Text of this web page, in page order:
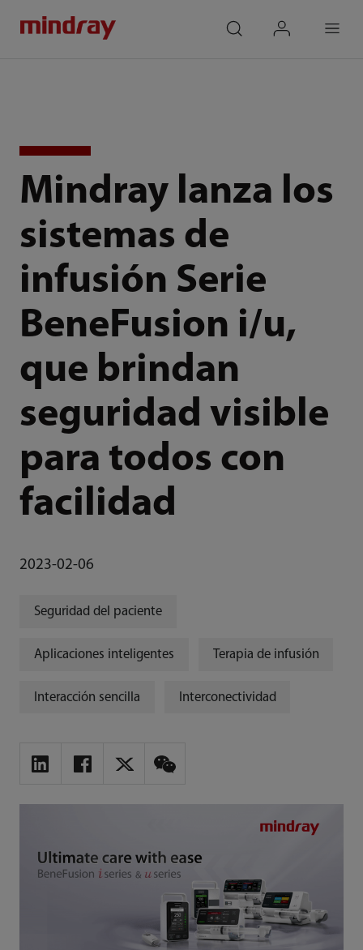
Mindray lanza los
sistemas de
infusión Serie
BeneFusion i/u,
que brindan
seguridad visible
para todos con
facilidad
2023-02-06
Seguridad del paciente
Aplicaciones inteligentes Terapia de infusión
Interacción sencilla Interconectividad